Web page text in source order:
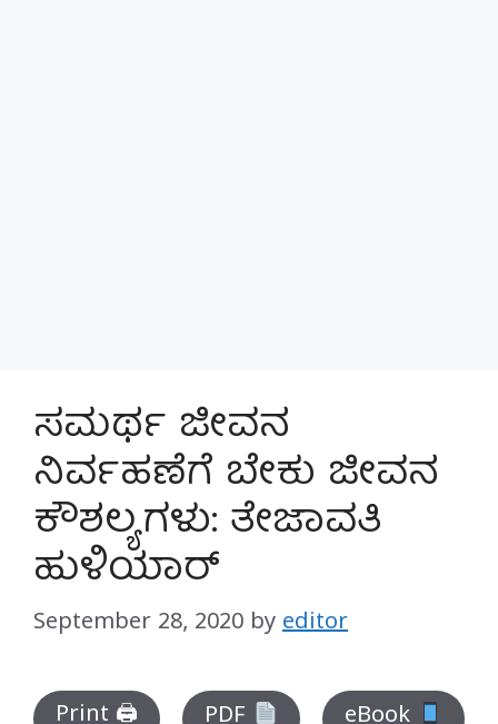
ಸಮರ್ಥ ಜೀವನ
ನಿರ್ವಹಣೆಗೆ ಬೇಕು ಜೀವನ
ಕೌಶಲ್ಯಗಳು: ತೇಜಾವತಿ
ಹುಳಿಯಾರ್
September 28, 2020 by editor
Print 🖨